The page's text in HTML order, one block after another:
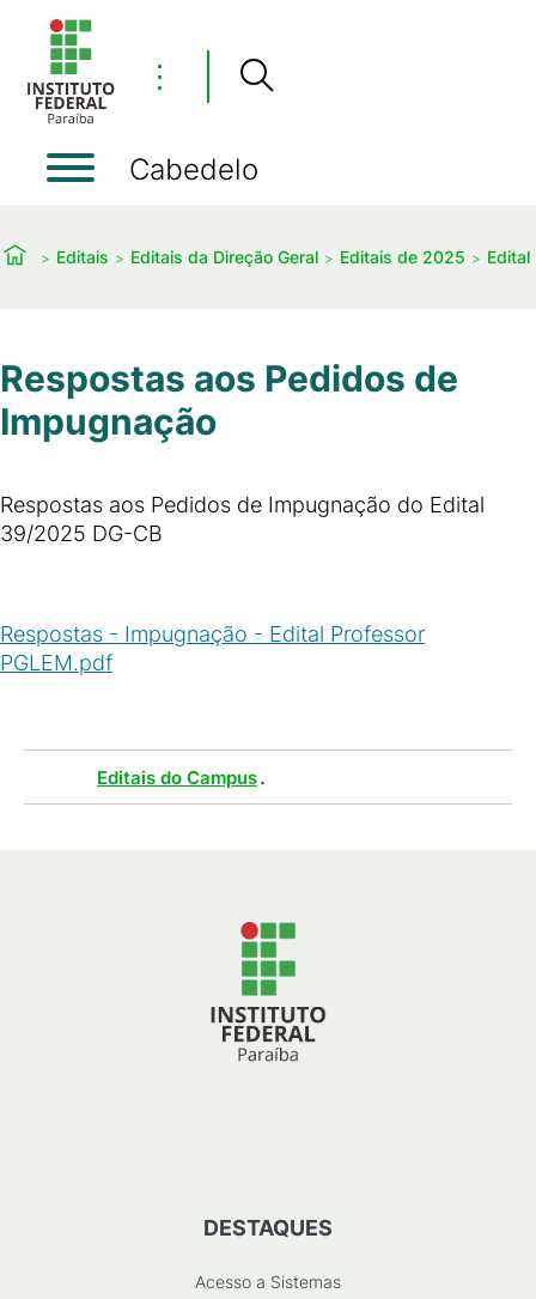
⋮
Cabedelo
Editais Editais da Direção Geral Editais de 2025
Respostas aos Pedidos de
Impugnação
Respostas aos Pedidos de Impugnação do Edital
39/2025 DG-CB
Respostas - Impugnação - Edital Professor
PGLEM.pdf
Editais do Campus.
DESTAQUES
Acesso a Sistemas